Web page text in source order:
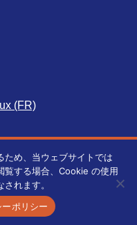
(FR)
無断転載を禁じます。
ため、当ウェブサイトでは
覧する場合、Cookie の使用
れます。
ポリシー